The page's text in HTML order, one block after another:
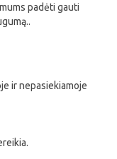
padėti gauti
ir nepasiekiamoje